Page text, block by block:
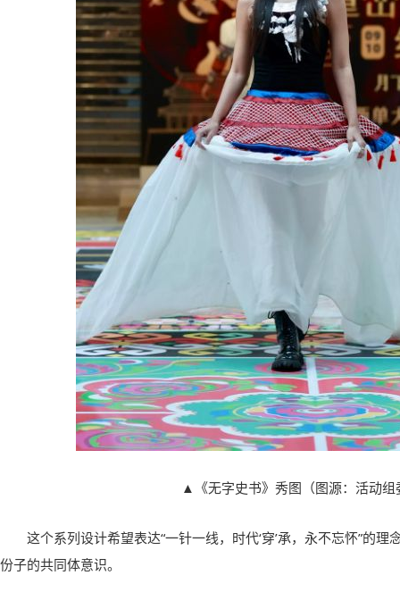
▲《无字史书》秀图（图源：活动组
这个系列设计希望表达“一针一线，时代‘穿’承，永不忘怀”的
份子的共同体意识。